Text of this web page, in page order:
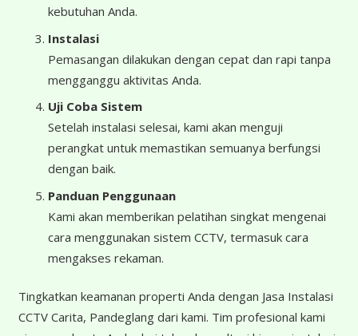
kebutuhan Anda.
Instalasi
Pemasangan dilakukan dengan cepat dan rapi tanpa
mengganggu aktivitas Anda.
Uji Coba Sistem
Setelah instalasi selesai, kami akan menguji
perangkat untuk memastikan semuanya berfungsi
dengan baik.
Panduan Penggunaan
Kami akan memberikan pelatihan singkat mengenai
cara menggunakan sistem CCTV, termasuk cara
mengakses rekaman.
Tingkatkan keamanan properti Anda dengan Jasa Instalasi
CCTV Carita, Pandeglang dari kami. Tim profesional kami